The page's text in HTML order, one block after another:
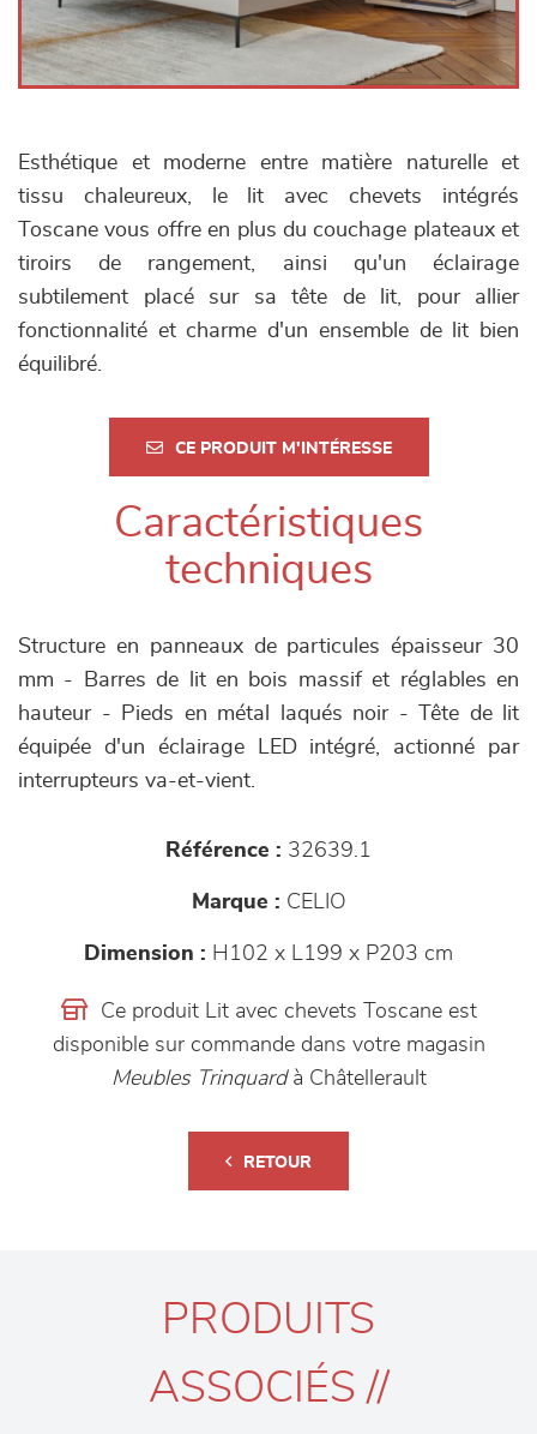
Esthétique et moderne entre matière naturelle et
tissu chaleureux, le lit avec chevets intégrés
Toscane vous offre en plus du couchage plateaux et
tiroirs de rangement, ainsi qu'un éclairage
subtilement placé sur sa tête de lit, pour allier
fonctionnalité et charme d'un ensemble de lit bien
équilibré.
CE PRODUIT M'INTÉRESSE
Caractéristiques
techniques
Structure en panneaux de particules épaisseur 30
mm - Barres de lit en bois massif et réglables en
hauteur - Pieds en métal laqués noir - Tête de lit
équipée d'un éclairage LED intégré, actionné par
interrupteurs va-et-vient.
Référence : 32639.1
Marque : CELIO
Dimension : H102 x L199 x P203 cm
Ce produit Lit avec chevets Toscane est
disponible sur commande dans votre magasin
Meubles Trinquard à Châtellerault
RETOUR
PRODUITS
ASSOCIÉS //